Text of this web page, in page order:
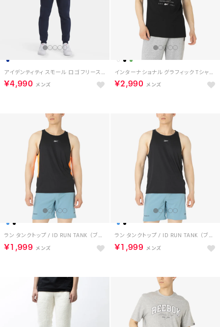
アイデンティティ スモール ロゴ フリース ジョガー / IDENTITY SMALL LOGO FLEECE JOGGER （ベクターネイビー）
￥4,990
インターナショナル グラフィック Tシャツ / INTERNATIONAL GRAPHIC TEE （ブラック）
￥2,990
ラン タンクトップ / ID RUN TANK （ブラック）
￥1,999
ラン タンクトップ / ID RUN TANK （ブラック）
￥1,999